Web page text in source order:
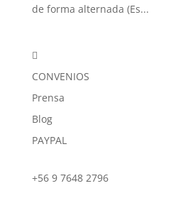
de forma alternada (Es...

CONVENIOS
Prensa
Blog
PAYPAL
+56 9 7648 2796